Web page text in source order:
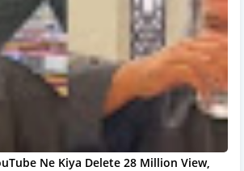
Ne Kiya Delete 28 Million View,